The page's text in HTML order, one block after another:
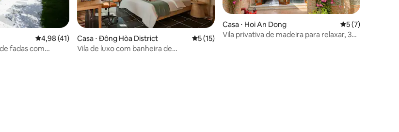
4,98 de uma avaliação média de 5, 41 avaliações
4,98 (41)
fadas com
Casa ⋅ Đông Hòa District 5 de uma avaliação média de 5, 15 avaliações
5 (15)
Vila de luxo com banheira de
Casa ⋅ Hoi An Dong 5 de uma
5 (7)
Vila privativa de madeira para relaxar, 3